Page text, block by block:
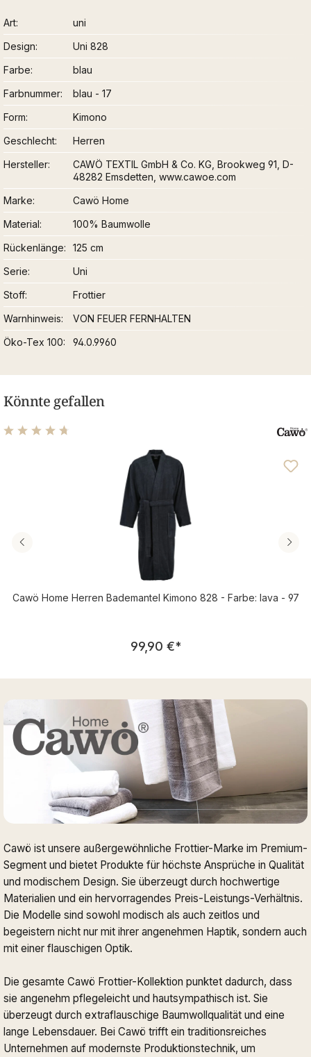
Art
uni
Design
Uni 828
Farbe
blau
Farbnummer
blau - 17
Form
Kimono
Geschlecht
Herren
Hersteller
CAWÖ TEXTIL GmbH & Co. KG, Brookweg 91, D-
48282 Emsdetten, www.cawoe.com
Marke
Cawö Home
Material
100% Baumwolle
Rückenlänge
125 cm
Serie
Uni
Stoff
Frottier
Warnhinweis
VON FEUER FERNHALTEN
Öko-Tex 100
94.0.9960
Könnte gefallen
Durchschnittliche Bewertung von 4.69 von 5 Sternen
Cawö Home Herren Bademantel Kimono 828 - Farbe: lava - 97
Regulärer Preis:
99,90 €*
Cawö ist unsere außergewöhnliche Frottier-Marke im Premium-
Segment und bietet Produkte für höchste Ansprüche in Qualität
und modischem Design. Sie überzeugt durch hochwertige
Materialien und ein hervorragendes Preis-Leistungs-Verhältnis.
Die Modelle sind sowohl modisch als auch zeitlos und
begeistern nicht nur mit ihrer angenehmen Haptik, sondern auch
mit einer flauschigen Optik.
Die gesamte Cawö Frottier-Kollektion punktet dadurch, dass
sie angenehm pflegeleicht und hautsympathisch ist. Sie
überzeugt durch extraflauschige Baumwollqualität und eine
lange Lebensdauer. Bei Cawö trifft ein traditionsreiches
Unternehmen auf modernste Produktionstechnik, um